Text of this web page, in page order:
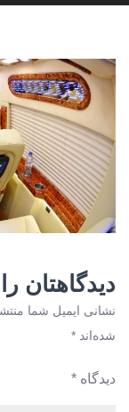
دیدگاهتان
نشانی ایمیل شما
شده‌اند *
دیدگاه *